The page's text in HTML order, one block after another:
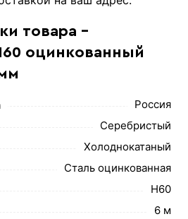
товара -
оцинкованный
Россия
Серебристый
Холоднокатаный
Сталь оцинкованная
Н60
6 м